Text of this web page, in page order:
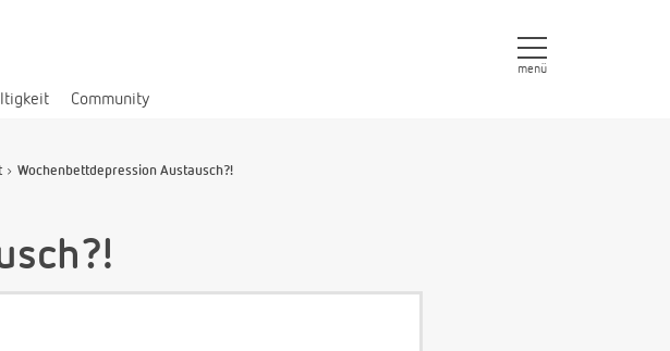
Community
menü
Wochenbettdepression Austausch?!